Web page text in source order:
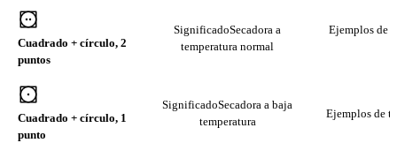
Cuadrado + círculo, 2
puntos
SignificadoSecadora a
temperatura normal
Ejemplos de
Cuadrado + círculo, 1
punto
SignificadoSecadora a baja
temperatura
Ejemplos de